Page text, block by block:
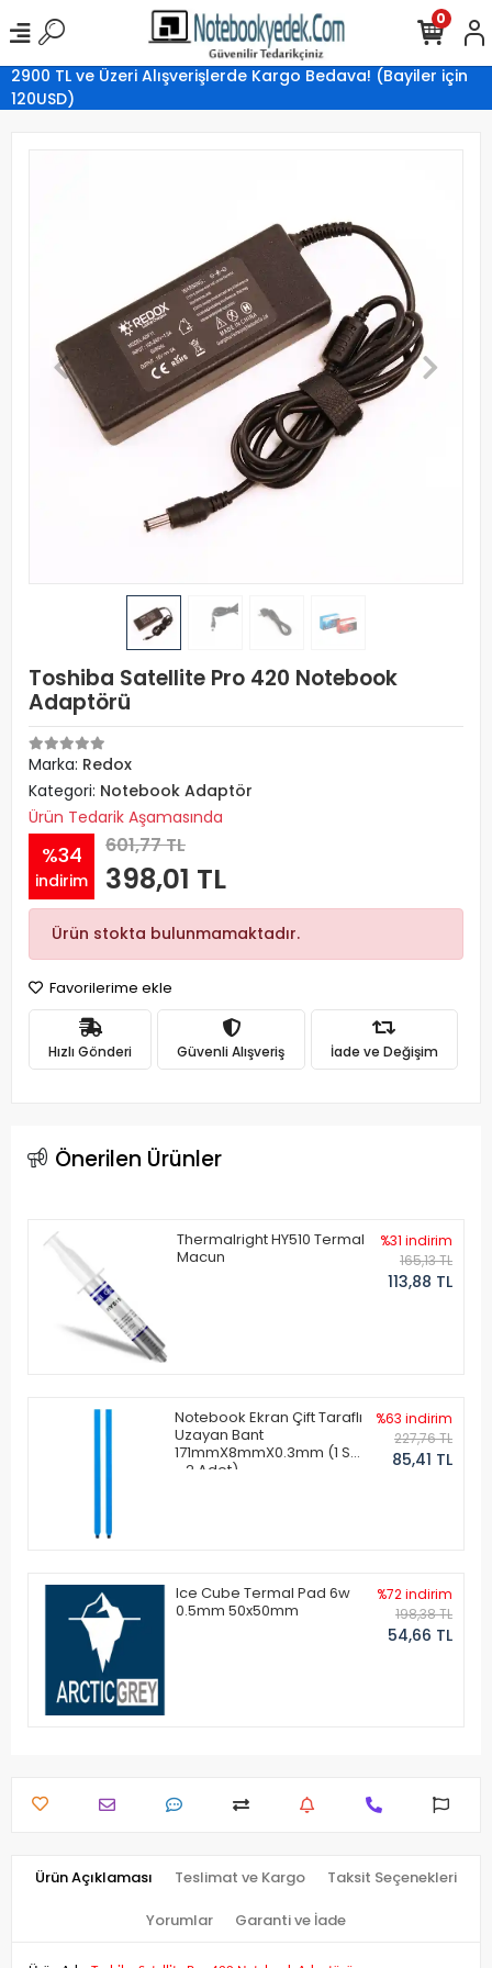
2900 TL ve Üzeri Alışverişlerde Kargo Bedava! (Bayiler için
120USD)
0
Toshiba Satellite Pro 420 Notebook
Adaptörü
Marka: Redox
Kategori: Notebook Adaptör
Ürün Tedarik Aşamasında
%34
indirim
601,77 TL
398,01 TL
Ürün stokta bulunmamaktadır.
Favorilerime ekle
Hızlı Gönderi Güvenli Alışveriş İade ve Değişim
Önerilen Ürünler
Thermalright HY510 Termal
Macun
%31 indirim
165,13 TL
113,88 TL
Notebook Ekran Çift Taraflı
Uzayan Bant
171mmX8mmX0.3mm (1 Set
- 2 Adet)
%63 indirim
227,76 TL
85,41 TL
Ice Cube Termal Pad 6w
0.5mm 50x50mm
%72 indirim
198,38 TL
54,66 TL
Ürün Açıklaması Teslimat ve Kargo Taksit Seçenekleri
Yorumlar Garanti ve İade